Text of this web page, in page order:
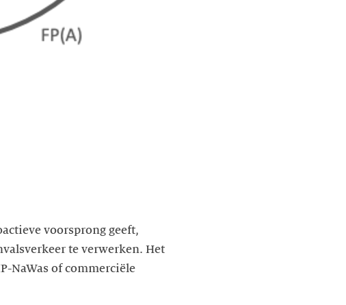
voorsprong geeft,
te verwerken. Het
NaWas of commerciële